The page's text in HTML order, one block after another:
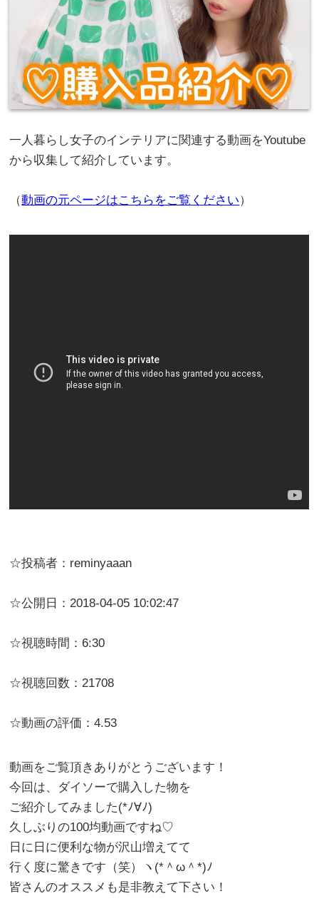
一人暮らし女子のインテリアに関連する動画をYoutube
から収集して紹介しています。
（動画の元ページはこちらをご覧ください）
☆投稿者：reminyaaan
☆公開日：2018-04-05 10:02:47
☆視聴時間：6:30
☆視聴回数：21708
☆動画の評価：4.53
動画をご覧頂きありがとうございます！
今回は、ダイソーで購入した物を
ご紹介してみました(*ﾉ∀ﾉ)
久しぶりの100均動画ですね♡
日に日に便利な物が沢山増えてて
行く度に驚きです（笑）ヽ(*＾ω＾*)ﾉ
皆さんのオススメも是非教えて下さい！